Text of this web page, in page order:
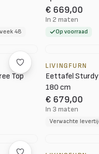
48
€ 669,00
In 2 maten
Op voorraad
Top
LIVINGFURN
Eettafel Sturdy
180 cm
€ 679,00
In 3 maten
Verwachte